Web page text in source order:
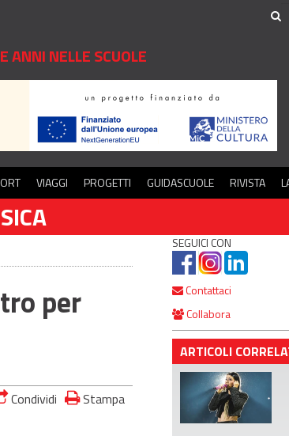
ANNI NELLE SCUOLE
VIAGGI PROGETTI GUIDASCUOLE RIVISTA
per
Condividi
Stampa
SEGUICI CON
Contattaci
Collabora
ARTICOLI